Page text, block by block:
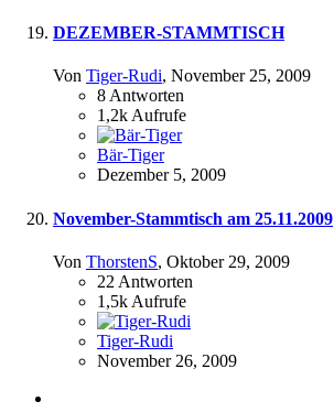
DEZEMBER-STAMMTISCH
Von Tiger-Rudi, November 25, 2009
8 Antworten
1,2k Aufrufe
Bär-Tiger
Dezember 5, 2009
November-Stammtisch am 25.11.2009
Von ThorstenS, Oktober 29, 2009
22 Antworten
1,5k Aufrufe
Tiger-Rudi
November 26, 2009